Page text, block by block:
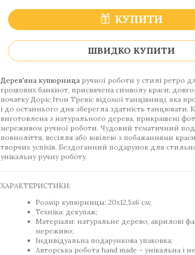
КУПИТИ
ШВИДКО КУПИТИ
Дерев'яна купюрница ручної роботи у стилі ретро
грошових банкнот, присвячена символу краси,
початку Доріс Ітон Тревіс відомої танцівниці, яка
і до останнього дня зберегла здатність танцювати.
виготовлена з натурального дерева, прикрашені
мереживом ручної роботи. Чудовий тематичний
повноліття, весілля або ювілею з побажаннями
творчих успіхів. Бездоганний подарунок для
унікальну ручну роботу.
ХАРАКТЕРИСТИКИ:
Розмір купюрницы: 20х12,5х6 см;
Техніка: декупаж;
Матеріали: натуральне дерево, акрилові
мереживо;
Індивідуальна подарункова упаковка;
Авторська робота hand made – унікальна і